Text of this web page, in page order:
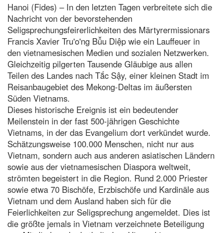
Hanoi (Fides) – In den letzten Tagen verbreitete sich die
Nachricht von der bevorstehenden
Seligsprechungsfeirerlichkeiten des Märtyrermissionars
Francis Xavier Tru'o'ng Bǚu Diệp wie ein Lauffeuer in
den vietnamesischen Medien und sozialen Netzwerken.
Gleichzeitig pilgerten Tausende Gläubige aus allen
Teilen des Landes nach Tắc Sậy, einer kleinen Stadt im
Reisanbaugebiet des Mekong-Deltas im äußersten
Süden Vietnams.
Dieses historische Ereignis ist ein bedeutender
Meilenstein in der fast 500-jährigen Geschichte
Vietnams, in der das Evangelium dort verkündet wurde.
Schätzungsweise 100.000 Menschen, nicht nur aus
Vietnam, sondern auch aus anderen asiatischen Ländern
sowie aus der vietnamesischen Diaspora weltweit,
strömten begeistert in die Region. Rund 2.000 Priester
sowie etwa 70 Bischöfe, Erzbischöfe und Kardinäle aus
Vietnam und dem Ausland haben sich für die
Feierlichkeiten zur Seligsprechung angemeldet. Dies ist
die größte jemals in Vietnam verzeichnete Beteiligung